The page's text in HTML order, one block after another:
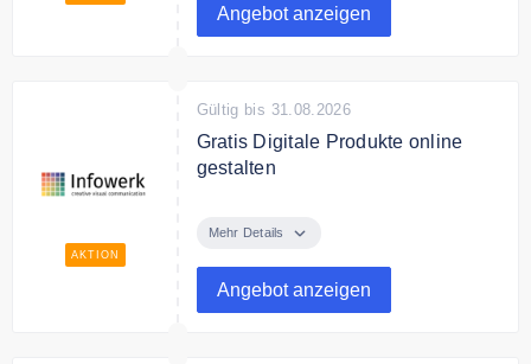
Angebot anzeigen
AKTION
Gültig bis 31.08.2026
Gratis Digitale Produkte online
gestalten
digitale Produkte online.
Mehr Details
Angebot anzeigen